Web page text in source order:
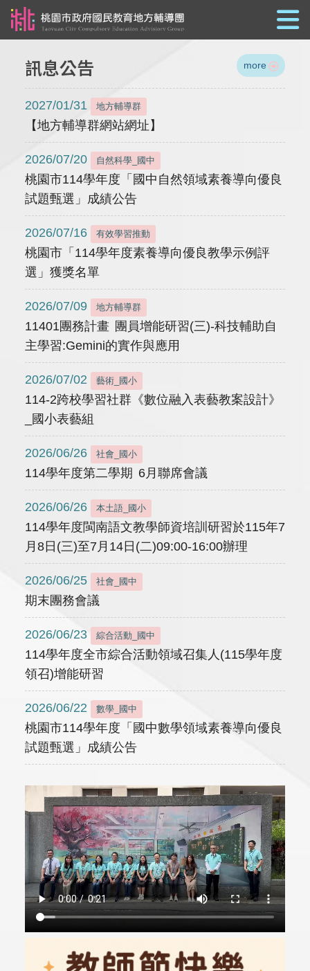
訊息公告 more
2027/01/31 地方輔導群
【地方輔導群網站網址】
2026/07/20 自然科學_國中
桃園市114學年度「國中自然領域素養導向優良
試題甄選」成績公告
2026/07/16 有效學習推動
桃園市「114學年度素養導向優良教學示例評
選」獲獎名單
2026/07/09 地方輔導群
11401團務計畫 團員增能研習(三)-科技輔助自
主學習:Gemini的實作與應用
2026/07/02 藝術_國小
114-2跨校學習社群《數位融入表藝教案設計》
_國小表藝組
2026/06/26 社會_國小
114學年度第二學期 6月聯席會議
2026/06/26 本土語_國小
114學年度閩南語文教學師資培訓研習於115年7
月8日(三)至7月14日(二)09:00-16:00辦理
2026/06/25 社會_國中
期末團務會議
2026/06/23 綜合活動_國中
114學年度全市綜合活動領域召集人(115學年度
領召)增能研習
2026/06/22 數學_國中
桃園市114學年度「國中數學領域素養導向優良
試題甄選」成績公告